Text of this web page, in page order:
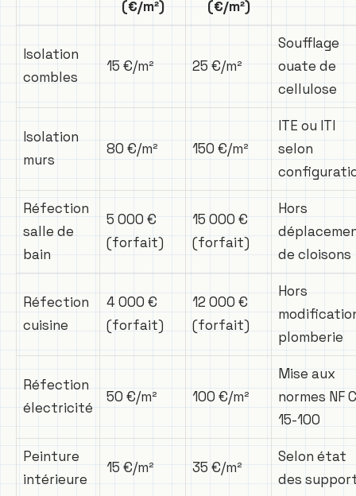
(€/m²) (€/m²)
Isolation
combles
15 €/m² 25 €/m²
Soufflage
ouate de
cellulose
Isolation
murs
80 €/m² 150 €/m²
ITE ou ITI
selon
Réfection
salle de
bain
5 000 €
(forfait)
15 000 €
(forfait)
Hors
de cloisons
Réfection
cuisine
4 000 €
(forfait)
12 000 €
(forfait)
Hors
plomberie
Réfection
électricité
50 €/m² 100 €/m²
Mise aux
normes NF C
15-100
Peinture
intérieure
15 €/m² 35 €/m²
Selon état
des